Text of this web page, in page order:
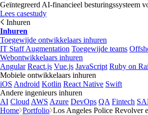
Geïntegreerd AI-financieel besturingssysteem
Lees casestudy
Inhuren
Inhuren
Toegewijde ontwikkelaars inhuren
IT Staff Augmentation Toegewijde teams
Webontwikkelaars inhuren
Angular React.js Vue.js JavaScript Ruby on
Mobiele ontwikkelaars inhuren
iOS Android Kotlin React Native Swift
Andere ingenieurs inhuren
AI Cloud AWS Azure DevOps QA Fintech
Home Portfolio Los Angeles Police Revolver